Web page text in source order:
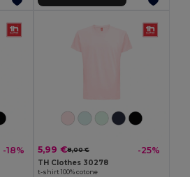
-18% 5,99 €8,00 € -25%
TH Clothes 30278
t-shirt 100% cotone